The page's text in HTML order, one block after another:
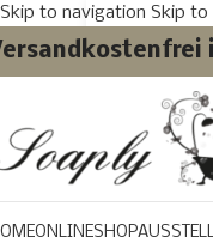
Skip to navigation Skip to
ONLINESHOP